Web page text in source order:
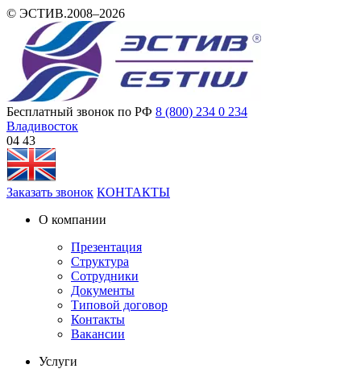
© ЭСТИВ.2008–2026
Бесплатный звонок по РФ 8 (800) 234 0 234
Владивосток
04:43
Заказать звонок КОНТАКТЫ
О компании
Презентация
Структура
Сотрудники
Документы
Типовой договор
Контакты
Вакансии
Услуги